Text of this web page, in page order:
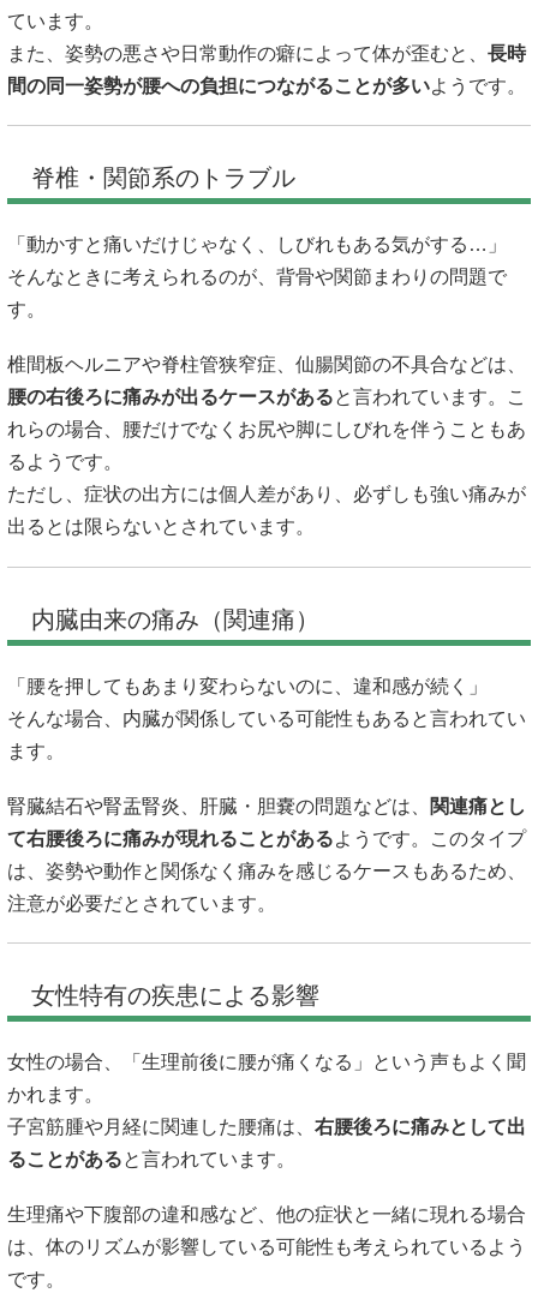
ています。
また、姿勢の悪さや日常動作の癖によって体が歪むと、 長時
間の同一姿勢が腰への負担につながることが多いようです。
脊椎・関節系のトラブル
「動かすと痛いだけじゃなく、しびれもある気がする…」
そんなときに考えられるのが、背骨や関節まわりの問題で
す。
椎間板ヘルニアや脊柱管狭窄症、仙腸関節の不具合などは、
腰の右後ろに痛みが出るケースがあると言われています。こ
れらの場合、腰だけでなくお尻や脚にしびれを伴うこともあ
るようです。
ただし、症状の出方には個人差があり、必ずしも強い痛みが
出るとは限らないとされています。
内臓由来の痛み（関連痛）
「腰を押してもあまり変わらないのに、違和感が続く」
そんな場合、内臓が関係している可能性もあると言われてい
ます。
腎臓結石や腎盂腎炎、肝臓・胆嚢の問題などは、
関連痛とし
て右腰後ろに痛みが現れることがあるようです。このタイプ
は、姿勢や動作と関係なく痛みを感じるケースもあるため、
注意が必要だとされています。
女性特有の疾患による影響
女性の場合、「生理前後に腰が痛くなる」という声もよく聞
かれます。
子宮筋腫や月経に関連した腰痛は、 右腰後ろに痛みとして出
ることがあると言われています。
生理痛や下腹部の違和感など、他の症状と一緒に現れる場合
は、体のリズムが影響している可能性も考えられているよう
です。